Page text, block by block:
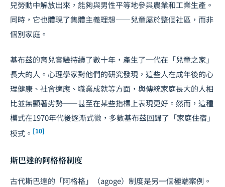
兒勞動中解放出來，能夠與男性平等地參與農業和工業生產。
同時，它也體現了集體主義理想——兒童屬於整個社區，而非
個別家庭。
基布茲的育兒實驗持續了數十年，產生了一代在「兒童之家」
長大的人。心理學家對他們的研究發現，這些人在成年後的心
理健康、社會適應、職業成就等方面，與傳統家庭長大的人相
比並無顯著劣勢——甚至在某些指標上表現更好。然而，這種
模式在1970年代後逐漸式微，多數基布茲回歸了「家庭住宿」
模式。 [10]
斯巴達的阿格格制度
古代斯巴達的「阿格格」（agoge）制度是另一個極端案例。